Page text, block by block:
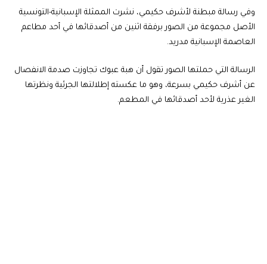
وفي رسالة مبطنة لأشرف حكيمي، نشرت الممثلة الإسبانية-التونسية
الأصل مجموعة من الصور برفقة اثنين من أصدقائها في أحد مطاعم
العاصمة الإسبانية مدريد.
الرسالة التي حملتها الصور تقول أن هبة عبوك تجاوزت صدمة الانفصال
عن أشرف حكيمي بسرعة، وهو ما عكسته إطلالتها الجرئية ونظرتها
الغير عذرية لأحد أصدقائها في المطعم.